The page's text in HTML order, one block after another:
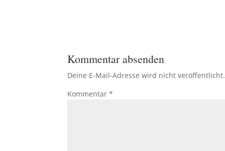
Kommentar absenden
Deine E-Mail-Adresse wird nicht veröffentlicht.
Kommentar*